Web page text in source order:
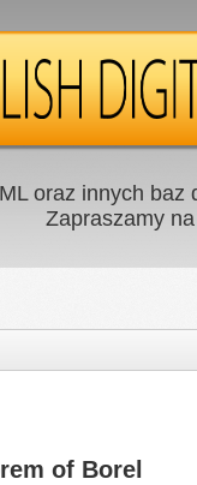
oraz innych
Zapraszamy na
of Borel